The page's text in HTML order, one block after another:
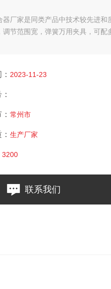
器厂家是同类产品中技术较先进
调节范围宽，弹簧万用夹具，可配
2023-11-23
常州市
生产厂家
3200
联系我们